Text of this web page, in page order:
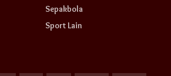
Sepakbola
Sport Lain